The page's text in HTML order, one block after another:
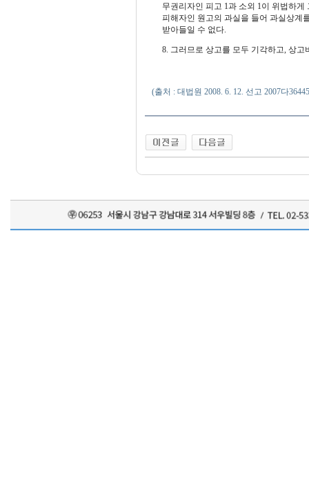
무권리자인 피고 1과 소외 1이 위법하
피해자인 원고의 과실을 들어 과실상계
받아들일 수 없다.
8. 그러므로 상고를 모두 기각하고, 상
(출처 : 대법원 2008. 6. 12. 선고 2007다